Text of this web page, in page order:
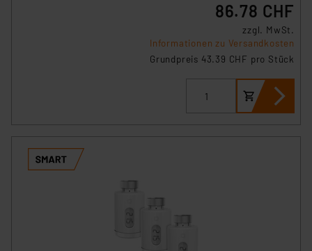
86.78 CHF
zzgl. MwSt.
Informationen zu Versandkosten
Grundpreis 43.39 CHF pro Stück